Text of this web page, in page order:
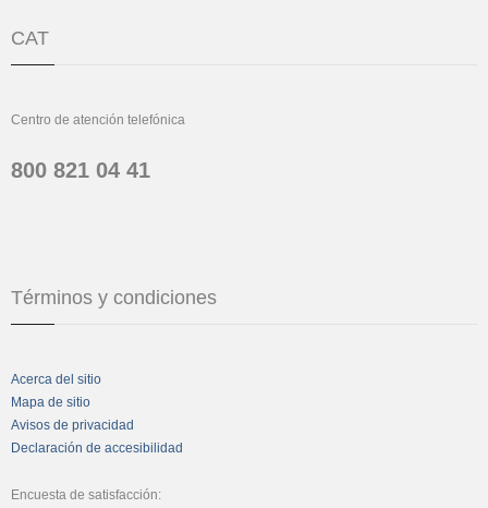
CAT
Centro de atención telefónica
800 821 04 41
Términos y condiciones
Acerca del sitio
Mapa de sitio
Avisos de privacidad
Declaración de accesibilidad
Encuesta de satisfacción: